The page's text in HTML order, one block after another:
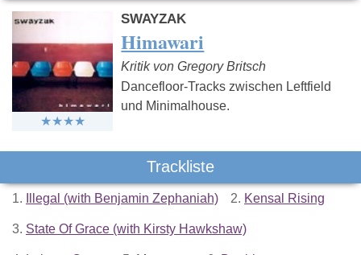
SWAYZAK
Himawari
Kritik von Gregory Britsch
Dancefloor-Tracks zwischen Leftfield
und Minimalhouse.
Trackliste
1. Illegal (with Benjamin Zephaniah) 2. Kensal Rising
3. State Of Grace (with Kirsty Hawkshaw)